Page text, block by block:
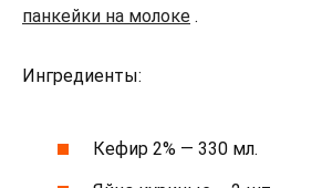
панкейки на молоке .
Ингредиенты:
Кефир 2% — 330 мл.